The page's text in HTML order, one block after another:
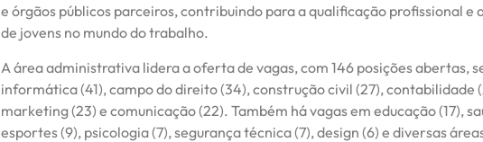
e órgãos públicos parceiros, contribuindo para a qualificação profissional e
de jovens no mundo do trabalho.
A área administrativa lidera a oferta de vagas, com 146 posições abertas,
informática (41), campo do direito (34), construção civil (27), contabilidade
marketing (23) e comunicação (22). Também há vagas em educação (17),
esportes (9), psicologia (7), segurança técnica (7), design (6) e diversas